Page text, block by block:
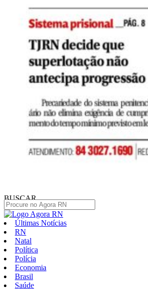
BUSCAR
Últimas Notícias
RN
Natal
Política
Polícia
Economia
Brasil
Saúde